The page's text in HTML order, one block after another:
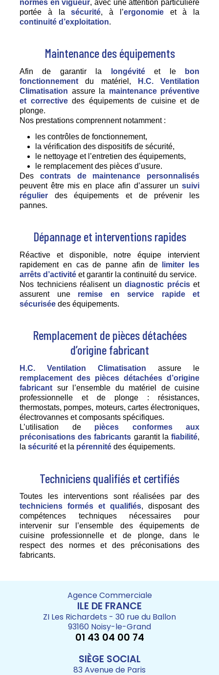
normes en vigueur, avec une attention particulière
portée à lasécurité, à l’ergonomieet à la
continuité d’exploitation.
Maintenance des équipements
Afin de garantir la longévitéet le
bon
fonctionnement du matériel,
H.C. Ventilation
Climatisation assure la maintenance préventive
et correctivedes équipements de cuisine et de
plonge.
Nos prestations comprennent notamment :
les contrôles de fonctionnement,
la vérification des dispositifs de sécurité,
le nettoyage et l’entretien des équipements,
le remplacement des pièces d’usure.
Des contrats de maintenance personnalisés
peuvent être mis en place afin d’assurer un suivi
régulier des équipements et de prévenir les
pannes.
Dépannage et interventions rapides
Réactive et disponible, notre équipe intervient
rapidement en cas de panne afin de
limiter les
arrêts d’activité et garantir la continuité du service.
Nos techniciens réalisent un diagnostic préciset
assurent une remise en service rapide et
sécurisée des équipements.
Remplacement de pièces détachées
d’origine fabricant
H.C. Ventilation Climatisation assure le
remplacement des pièces détachées d’origine
fabricant sur l’ensemble du matériel de cuisine
professionnelle et de plonge : résistances,
thermostats, pompes, moteurs, cartes électroniques,
électrovannes et composants spécifiques.
L’utilisation de pièces conformes aux
préconisations des fabricants garantit lafiabilité,
la sécurité et la pérennité des équipements.
Techniciens qualifiés et certifiés
Toutes les interventions sont réalisées par des
techniciens formés et qualifiés, disposant des
compétences techniques nécessaires pour
intervenir sur l’ensemble des équipements de
cuisine professionnelle et de plonge, dans le
respect des normes et des préconisations des
fabricants.
Agence Commerciale
ILE DE FRANCE
ZI Les Richardets - 30 rue du Ballon
93160 Noisy-le-Grand
01 43 04 00 74
SIÈGE SOCIAL
83 Avenue de Paris